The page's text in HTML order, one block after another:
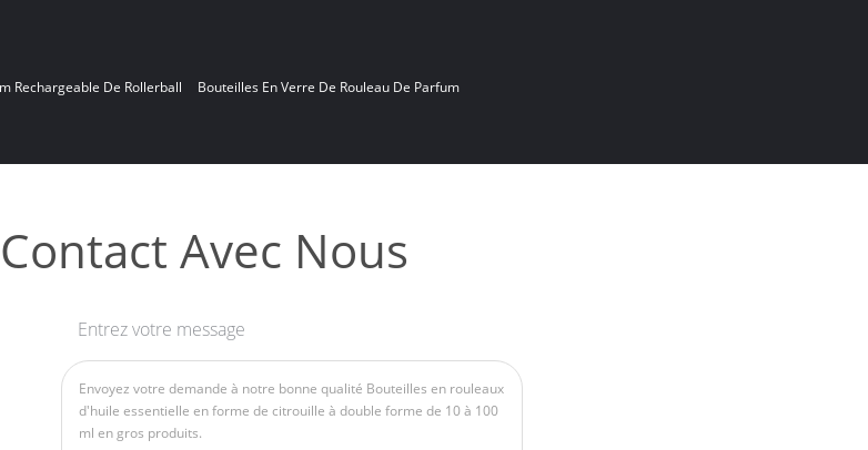
Rechargeable De Rollerball Bouteilles En Verre De Rouleau De Parfum
Avec Nous
Entrez votre message